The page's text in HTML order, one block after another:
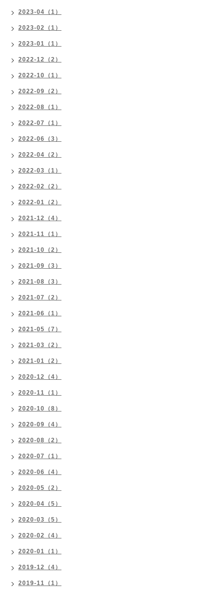
2023-04（1）
2023-02（1）
2023-01（1）
2022-12（2）
2022-10（1）
2022-09（2）
2022-08（1）
2022-07（1）
2022-06（3）
2022-04（2）
2022-03（1）
2022-02（2）
2022-01（2）
2021-12（4）
2021-11（1）
2021-10（2）
2021-09（3）
2021-08（3）
2021-07（2）
2021-06（1）
2021-05（7）
2021-03（2）
2021-01（2）
2020-12（4）
2020-11（1）
2020-10（8）
2020-09（4）
2020-08（2）
2020-07（1）
2020-06（4）
2020-05（2）
2020-04（5）
2020-03（5）
2020-02（4）
2020-01（1）
2019-12（4）
2019-11（1）